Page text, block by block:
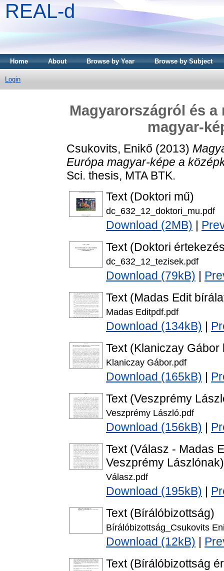
REAL-d
Home About Browse by Year Browse by Subject
Login
Magyarországról és
magyar-
Csukovits, Enikő (2013)
Európa magyar-képe a
Sci. thesis, MTA BTK.
Text (Doktori mű)
dc_632_12_doktori_mu.pdf
Download (2MB)
Text (Doktori
dc_632_12_tezisek.pdf
Download (79kB)
Text (Madas Edit
Madas Editpdf.pdf
Download (134kB)
Text (Klaniczay Gábor
Klaniczay Gábor.pdf
Download (165kB)
Text (Veszprémy
Veszprémy László.pdf
Download (156kB)
Text (Válasz - Madas
Veszprémy Lászlónak)
Válasz.pdf
Download (195kB)
Text (Bírálóbizottság)
Bírálóbizottság_Csukovits
Download (12kB)
Text (Bírálóbizottság